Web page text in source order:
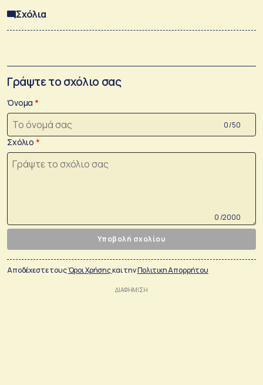
Σχόλια
Γράψτε το σχόλιο σας
Όνομα
0 /50
Σχόλιο
0 /2000
Υποβολή σχολίου
Αποδέχεστε τουςΌροι Χρήσηςκαι τηνΠολιτικη Απορρήτου